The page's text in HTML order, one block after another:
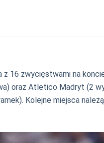
16 zwycięstwami na
oraz Atletico Madryt (2
Kolejne miejsca